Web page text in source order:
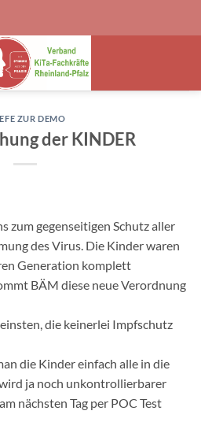
ZUR DEMO
der KINDER
zum gegenseitigen Schutz aller
des Virus. Die Kinder waren
Generation komplett
BÄM diese neue Verordnung
die keinerlei Impfschutz
die Kinder einfach alle in die
ja noch unkontrollierbarer
nächsten Tag per POC Test